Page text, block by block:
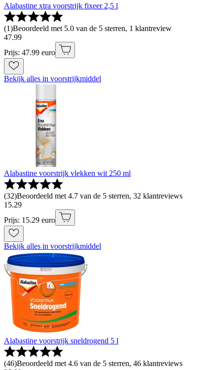
Alabastine xtra voorstrijk fixeer 2,5 l
(1)Beoordeeld met 5.0 van de 5 sterren, 1 klantreview
47.99
Prijs: 47.99 euro
Bekijk alles in voorstrijkmiddel
Alabastine voorstrijk vlekken wit 250 ml
(32)Beoordeeld met 4.7 van de 5 sterren, 32 klantreviews
15.29
Prijs: 15.29 euro
Bekijk alles in voorstrijkmiddel
Alabastine voorstrijk sneldrogend 5 l
(46)Beoordeeld met 4.6 van de 5 sterren, 46 klantreviews